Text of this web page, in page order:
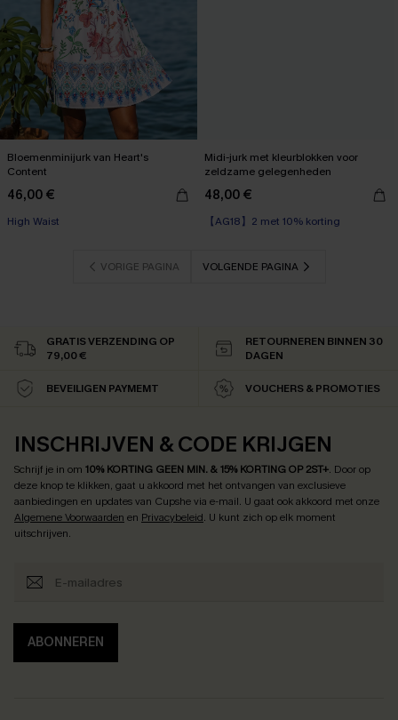
Bloemenminijurk van Heart's
Content
46,00 €
High Waist
Midi-jurk met kleurblokken voor
zeldzame gelegenheden
48,00 €
【AG18】2 met 10% korting
Corrigerende jurk
VORIGE PAGINA
VOLGENDE PAGINA
GRATIS VERZENDING OP
79,00 €
RETOURNEREN BINNEN 30
DAGEN
BEVEILIGEN PAYMEMT VOUCHERS & PROMOTIES
INSCHRIJVEN & CODE KRIJGEN
Schrijf je in om 10% KORTING GEEN MIN. & 15% KORTING OP 2ST+. Door op
deze knop te klikken, gaat u akkoord met het ontvangen van exclusieve
aanbiedingen en updates van Cupshe via e-mail. U gaat ook akkoord met onze
Algemene Voorwaarden en Privacybeleid. U kunt zich op elk moment
uitschrijven.
ABONNEREN